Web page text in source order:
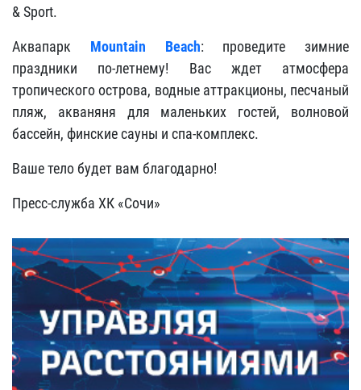
& Sport.
Аквапарк Mountain Beach: проведите зимние
праздники по-летнему! Вас ждет атмосфера
тропического острова, водные аттракционы, песчаный
пляж, акваняня для маленьких гостей, волновой
бассейн, финские сауны и спа-комплекс.
Ваше тело будет вам благодарно!
Пресс-служба ХК «Сочи»